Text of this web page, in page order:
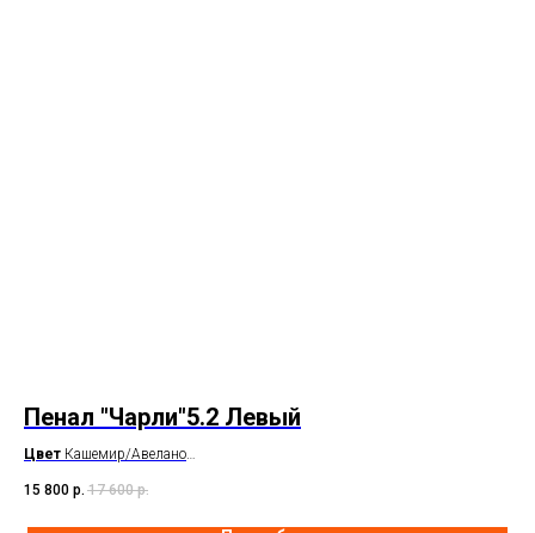
Пенал "Чарли"5.2 Левый
Цвет Кашемир/Авелано
15 800 р. 17 600 р.